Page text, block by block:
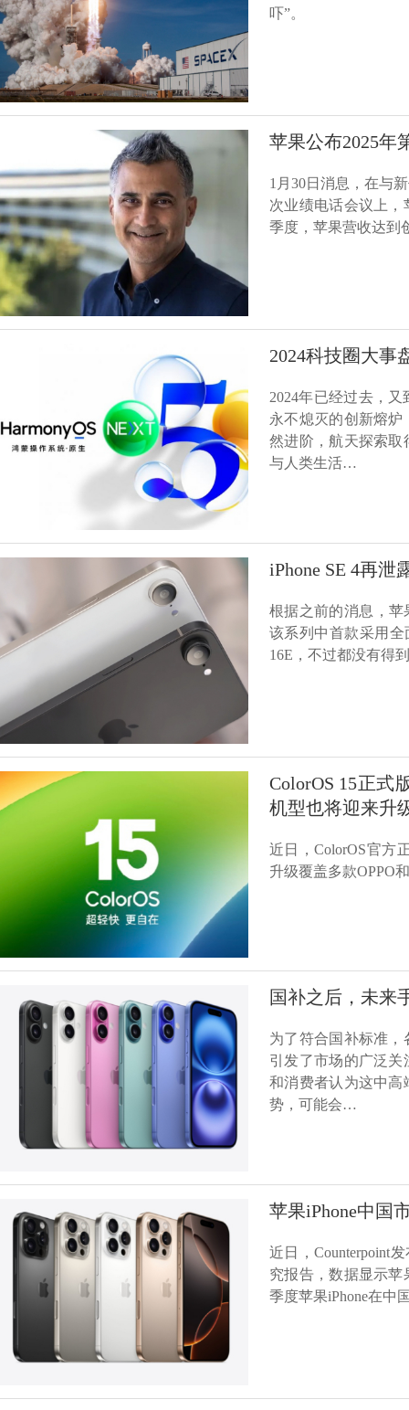
吓”。
苹果公布2025年
1月30日消息，在与
次业绩电话会议上，
季度，苹果营收达到
2024科技圈大事
2024年已经过去，
永不熄灭的创新熔
然进阶，航天探索取
与人类生活…
iPhone SE 4再
根据之前的消息，苹
该系列中首款采用全
16E，不过都没有得
ColorOS 15正式
机型也将迎来升
近日，ColorOS官方
升级覆盖多款OPPO
国补之后，未来
为了符合国补标准
引发了市场的广泛
和消费者认为这中高
势，可能会…
苹果iPhone中国
近日，Counterpoint
究报告，数据显示
季度苹果iPhone在中